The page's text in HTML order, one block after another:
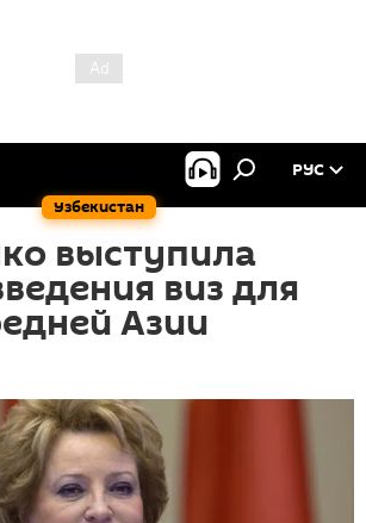
Узбекистан
РУС
выступила
виз для
Азии